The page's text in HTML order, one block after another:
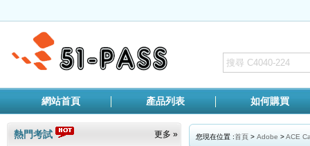
網站首頁 產品列表 如何購買
更多 »
熱門考試 您現在位置 :首頁 > Adobe >ACE